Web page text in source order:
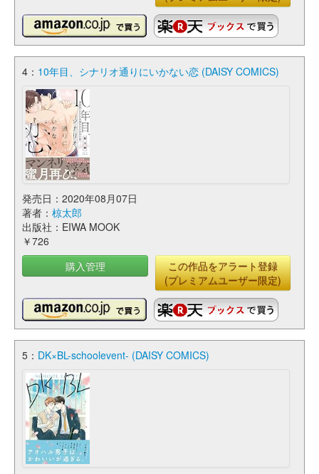
4： 10年目、シナリオ通りにいかない恋 (DAISY COMICS)
発売日：2020年08月07日
著者： 椋太郎
出版社：EIWA MOOK
￥726
購入管理
この作品をアラート登録
(プレミアムユーザー限定)
5： DK×BL-schoolevent- (DAISY COMICS)